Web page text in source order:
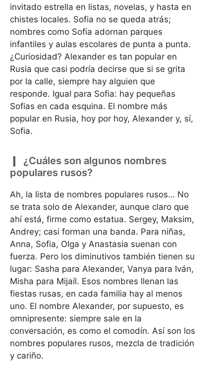
invitado estrella en listas, novelas, y hasta en
chistes locales. Sofia no se queda atrás;
nombres como Sofia adornan parques
infantiles y aulas escolares de punta a punta.
¿Curiosidad? Alexander es tan popular en
Rusia que casi podría decirse que si se grita
por la calle, siempre hay alguien que
responde. Igual para Sofia: hay pequeñas
Sofias en cada esquina. El nombre más
popular en Rusia, hoy por hoy, Alexander y, sí,
Sofia.
¿Cuáles son algunos nombres
populares rusos?
Ah, la lista de nombres populares rusos… No
se trata solo de Alexander, aunque claro que
ahí está, firme como estatua. Sergey, Maksim,
Andrey; casi forman una banda. Para niñas,
Anna, Sofia, Olga y Anastasia suenan con
fuerza. Pero los diminutivos también tienen su
lugar: Sasha para Alexander, Vanya para Iván,
Misha para Mijaíl. Esos nombres llenan las
fiestas rusas, en cada familia hay al menos
uno. El nombre Alexander, por supuesto, es
omnipresente: siempre sale en la
conversación, es como el comodín. Así son los
nombres populares rusos, mezcla de tradición
y cariño.